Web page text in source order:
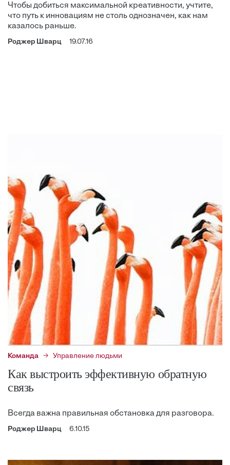
Чтобы добиться максимальной креативности, учтите,
что путь к инновациям не столь однозначен, как нам
казалось раньше.
Роджер Шварц 19.07.16
Команда Управление людьми
Как выстроить эффективную обратную
связь
Всегда важна правильная обстановка для разговора.
Роджер Шварц 6.10.15